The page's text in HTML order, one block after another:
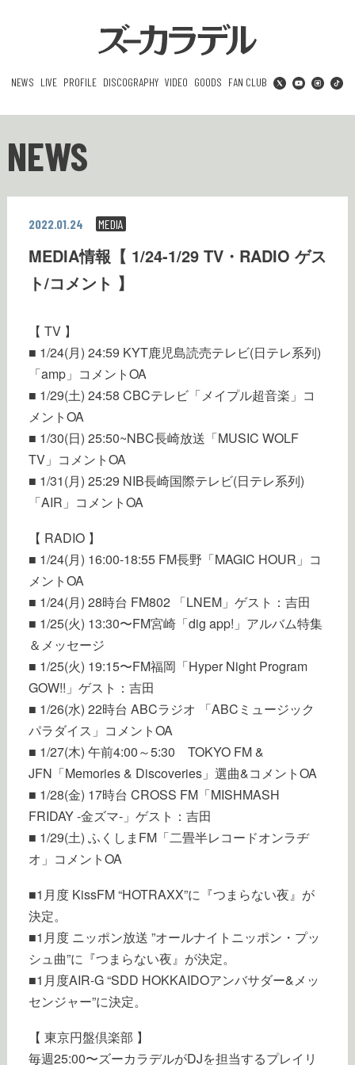
NEWS LIVE PROFILE DISCOGRAPHY VIDEO GOODS FAN CLUB
NEWS
2022.01.24 MEDIA
MEDIA情報【 1/24-1/29 TV・RADIO ゲス
ト/コメント 】
【 TV 】
■ 1/24(月) 24:59 KYT鹿児島読売テレビ(日テレ系列)
「amp」コメントOA
■ 1/29(土) 24:58 CBCテレビ「メイプル超音楽」コ
メントOA
■ 1/30(日) 25:50~NBC長崎放送「MUSIC WOLF
TV」コメントOA
■ 1/31(月) 25:29 NIB長崎国際テレビ(日テレ系列)
「AIR」コメントOA
【 RADIO 】
■ 1/24(月) 16:00-18:55 FM長野「MAGIC HOUR」コ
メントOA
■ 1/24(月) 28時台 FM802 「LNEM」ゲスト：吉田
■ 1/25(火) 13:30〜FM宮崎「dig app!」アルバム特集
＆メッセージ
■ 1/25(火) 19:15〜FM福岡「Hyper Night Program
GOW!!」ゲスト：吉田
■ 1/26(水) 22時台 ABCラジオ 「ABCミュージック
パラダイス」コメントOA
■ 1/27(木) 午前4:00～5:30 TOKYO FM &
JFN「Memories & Discoveries」選曲&コメントOA
■ 1/28(金) 17時台 CROSS FM「MISHMASH
FRIDAY -金ズマ-」ゲスト：吉田
■ 1/29(土) ふくしまFM「二畳半レコードオンラヂ
オ」コメントOA
■1月度 KissFM “HOTRAXX”に『つまらない夜』が
決定。
■1月度 ニッポン放送 ”オールナイトニッポン・プッ
シュ曲”に『つまらない夜』が決定。
■1月度AIR-G “SDD HOKKAIDOアンバサダー&メッ
センジャー”に決定。
【 東京円盤倶楽部 】
毎週25:00〜ズーカラデルがDJを担当するプレイリ